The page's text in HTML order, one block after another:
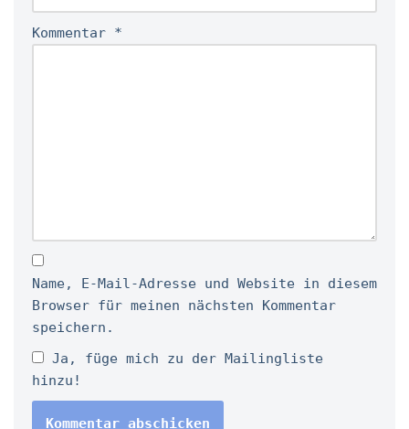
Kommentar *
Name, E-Mail-Adresse und Website in diesem
Browser für meinen nächsten Kommentar
speichern.
Ja, füge mich zu der Mailingliste
hinzu!